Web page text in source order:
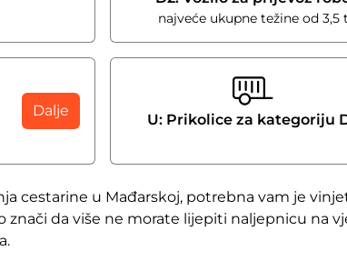
cestarine u Mađarskoj, potrebna vam je
da više ne morate lijepiti naljepnicu na
najveće ukupne težine od 3,5 t
Dalje
U: Prikolice za kategoriju